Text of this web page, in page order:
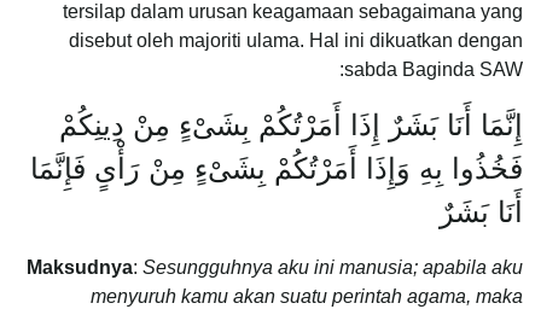
tersilap dalam urusan keagamaan sebagaimana yang
disebut oleh majoriti ulama. Hal ini dikuatkan dengan
sabda Baginda SAW:
إِنَّمَا أَنَا بَشَرٌ إِذَا أَمَرْتُكُمْ بِشَىْءٍ مِنْ دِينِكُمْ
فَخُذُوا بِهِ وَإِذَا أَمَرْتُكُمْ بِشَىْءٍ مِنْ رَأْىٍ فَإِنَّمَا
أَنَا بَشَرٌ
Maksudnya: Sesungguhnya aku ini manusia; apabila aku
menyuruh kamu akan suatu perintah agama, maka